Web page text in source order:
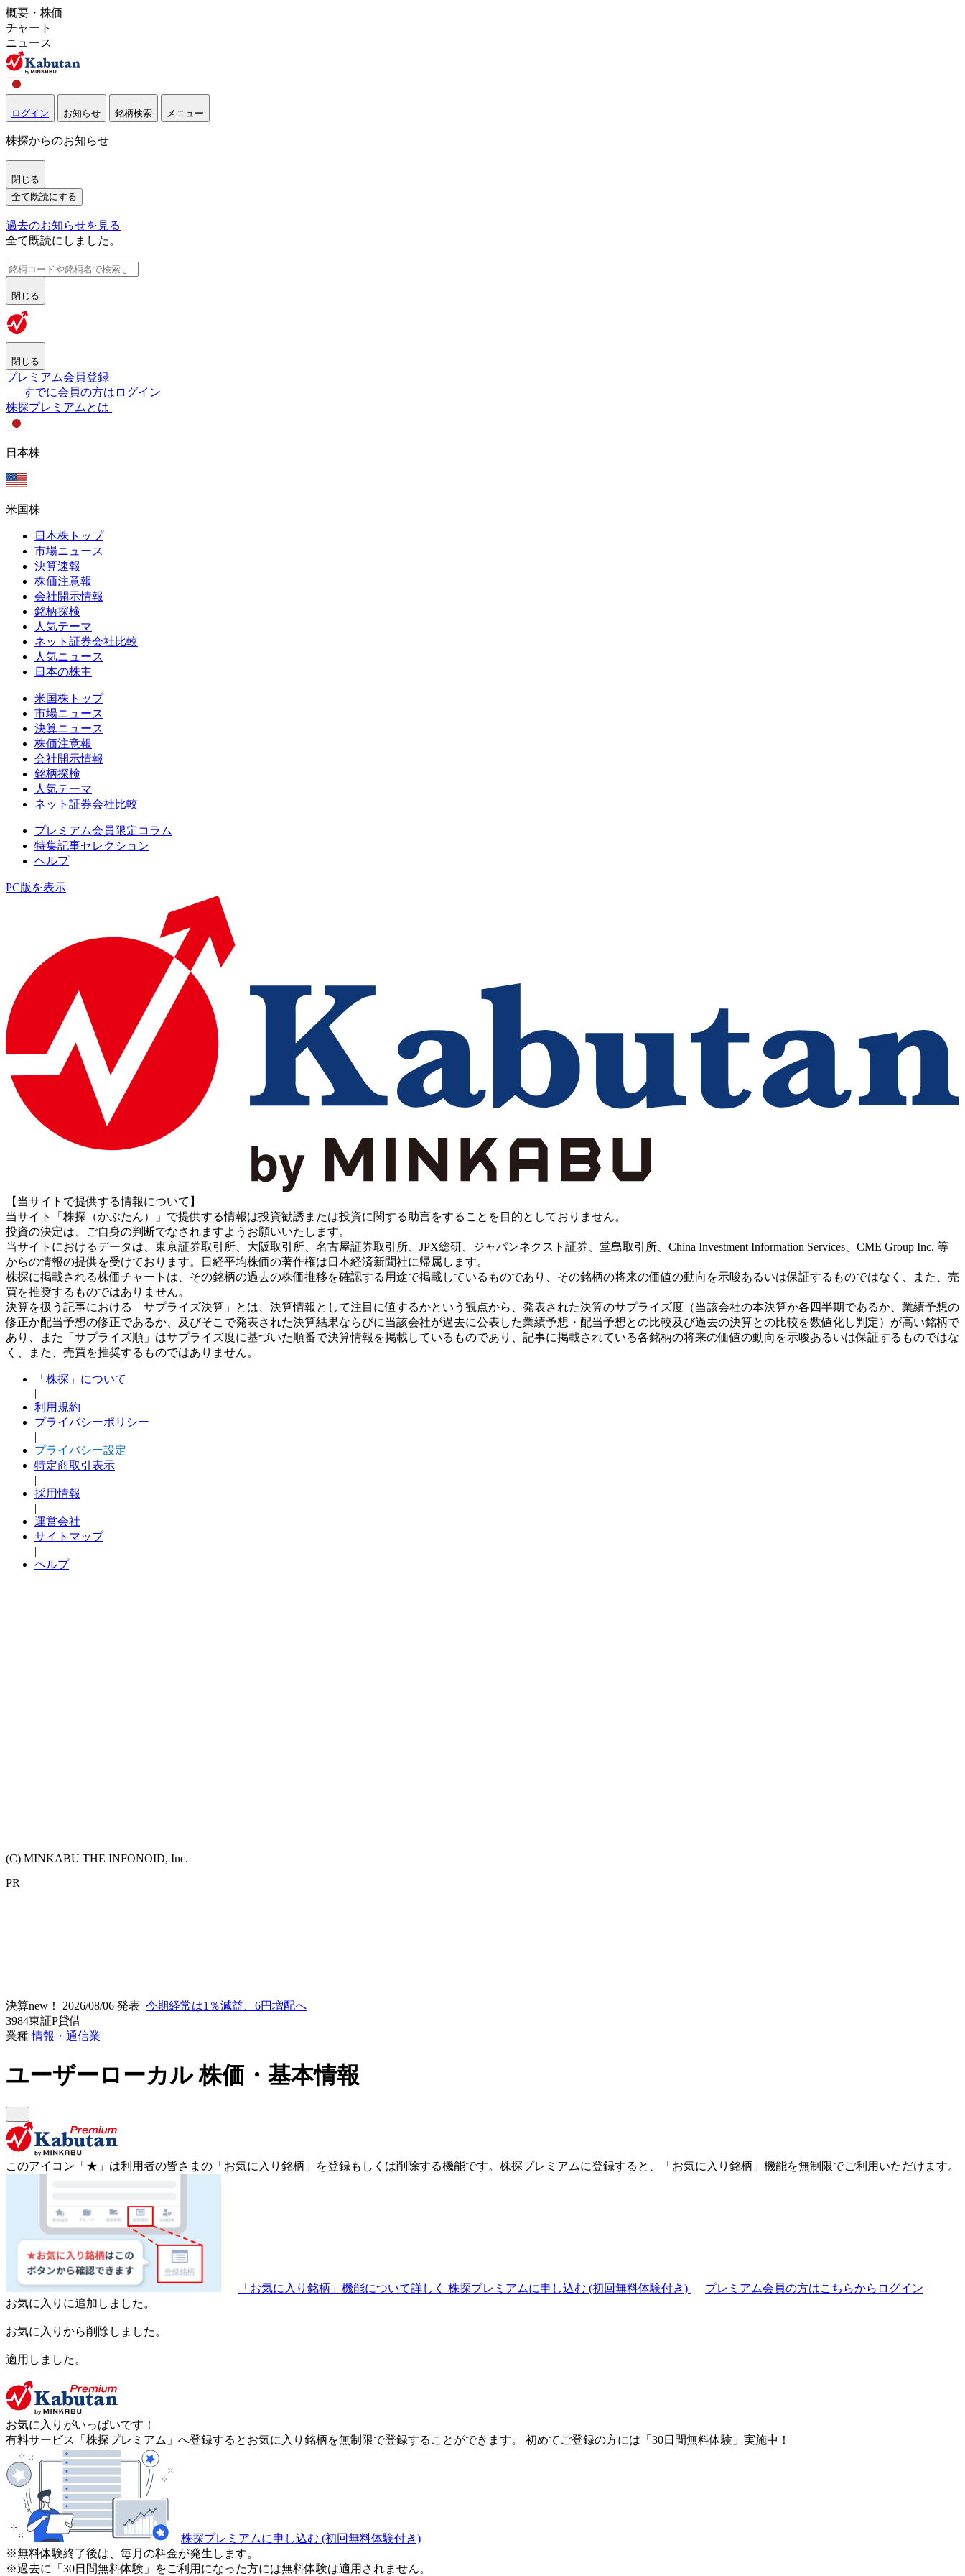
概要・株価
チャート
ニュース
ログイン お知らせ 銘柄検索 メニュー
株探からのお知らせ
閉じる
全て既読にする
過去のお知らせを見る
全て既読にしました。
閉じる
閉じる
プレミアム会員登録
すでに会員の方はログイン
株探プレミアムとは
日本株
米国株
日本株トップ
市場ニュース
決算速報
株価注意報
会社開示情報
銘柄探検
人気テーマ
ネット証券会社比較
人気ニュース
日本の株主
米国株トップ
市場ニュース
決算ニュース
株価注意報
会社開示情報
銘柄探検
人気テーマ
ネット証券会社比較
プレミアム会員限定コラム
特集記事セレクション
ヘルプ
PC版を表示
【当サイトで提供する情報について】
当サイト「株探（かぶたん）」で提供する情報は投資勧誘または投資に関する助言をすることを目的としておりません。
投資の決定は、ご自身の判断でなされますようお願いいたします。
当サイトにおけるデータは、東京証券取引所、大阪取引所、名古屋証券取引所、JPX総研、ジャパンネクスト証券、堂島取引所、China Investment Information Services、CME Group Inc. 等
からの情報の提供を受けております。日経平均株価の著作権は日本経済新聞社に帰属します。
株探に掲載される株価チャートは、その銘柄の過去の株価推移を確認する用途で掲載しているものであり、その銘柄の将来の価値の動向を示唆あるいは保証するものではなく、また、売
買を推奨するものではありません。
決算を扱う記事における「サプライズ決算」とは、決算情報として注目に値するかという観点から、発表された決算のサプライズ度（当該会社の本決算か各四半期であるか、業績予想の
修正か配当予想の修正であるか、及びそこで発表された決算結果ならびに当該会社が過去に公表した業績予想・配当予想との比較及び過去の決算との比較を数値化し判定）が高い銘柄で
あり、また「サプライズ順」はサプライズ度に基づいた順番で決算情報を掲載しているものであり、記事に掲載されている各銘柄の将来の価値の動向を示唆あるいは保証するものではな
く、また、売買を推奨するものではありません。
「株探」について
|
利用規約
プライバシーポリシー
|
プライバシー設定
特定商取引表示
|
採用情報
|
運営会社
サイトマップ
|
ヘルプ
(C) MINKABU THE INFONOID, Inc.
PR
決算new！ 2026/08/06 発表 今期経常は1％減益、6円増配へ
3984東証P貸借
業種情報・通信業
ユーザーローカル株価・基本情報
このアイコン 「★」 は利用者の皆さまの 「お気に入り銘柄」を登録もしくは削除する機能です。 株探プレミアムに登録すると、「お気に入り銘柄」機能を無制限でご利用いただけます。
「お気に入り銘柄」機能について詳しく 株探プレミアムに申し込む (初回無料体験付き)
プレミアム会員の方はこちらからログイン
お気に入りに追加しました。
お気に入りから削除しました。
適用しました。
お気に入りがいっぱいです！
有料サービス「株探プレミアム」へ登録するとお気に入り銘柄を無制限で登録することができます。 初めてご登録の方には「30日間無料体験」実施中！
株探プレミアムに申し込む (初回無料体験付き)
※無料体験終了後は、毎月の料金が発生します。
※過去に「30日間無料体験」をご利用になった方には無料体験は適用されません。